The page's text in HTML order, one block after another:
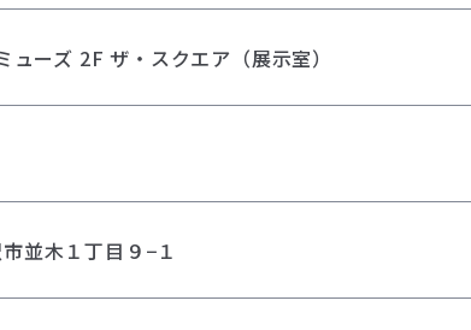
ーズ 2F ザ・スクエア（展示室）
並木１丁目９−１